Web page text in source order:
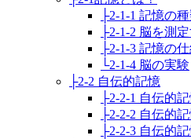
├2-1-1 記憶の
├2-1-2 脳を測
├2-1-3 記憶の
└2-1-4 脳の実験
├2-2 自伝的記憶
├2-2-1 自伝的
├2-2-2 自伝的
├2-2-3 自伝的